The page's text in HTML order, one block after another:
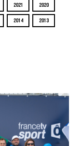
2021 2020
2014 2013